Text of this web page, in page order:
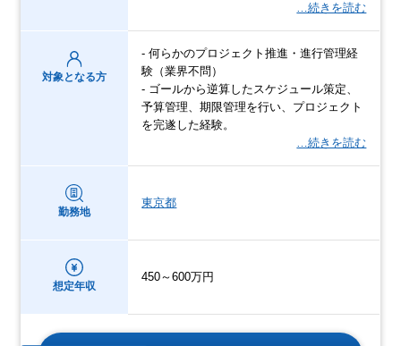
…続きを読む
対象となる方
- 何らかのプロジェクト推進・進行管理経
験（業界不問）
- ゴールから逆算したスケジュール策定、
予算管理、期限管理を行い、プロジェクト
を完遂した経験。
…続きを読む
勤務地
東京都
想定年収
450～600万円